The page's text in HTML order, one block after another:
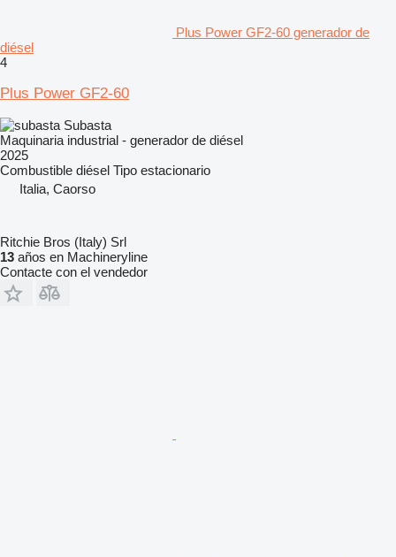
Plus Power GF2-60 generador de
diésel
4
Plus Power GF2-60
Subasta
Maquinaria industrial - generador de diésel
2025
Combustible diésel Tipo estacionario
Italia, Caorso
Ritchie Bros (Italy) Srl
13 años en Machineryline
Contacte con el vendedor